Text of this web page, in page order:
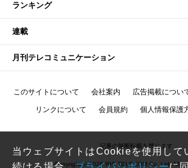
ランキング
連載
月刊テレコミュニケーション
このサイトについて 会社案内 広告掲載につい
リンクについて 会員規約 個人情報保護
記事の無断転載を禁じます
Copyright © 2026 RIC TELECOM Co.,Ltd. All
当ウェブサイトはCookieを使用して